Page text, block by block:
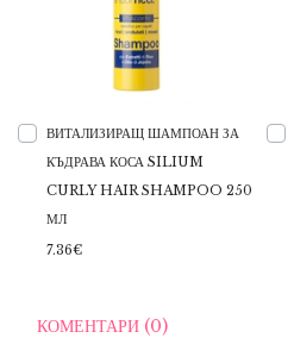
ВИТАЛИЗИРАЩ ШАМПОАН ЗА
КЪДРАВА КОСА SILIUM
CURLY HAIR SHAMPOO 250
МЛ
7.36€
КОМЕНТАРИ (0)